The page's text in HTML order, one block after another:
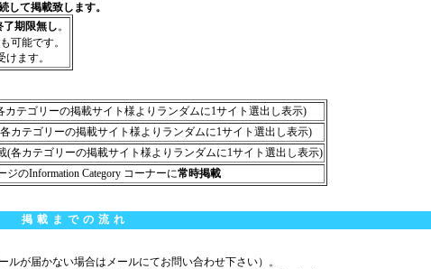
して掲載致します。
了期限無し。
可能です。
ます。
カテゴリーの掲載サイト様よりランダムに1サイト選出し表示)
カテゴリーの掲載サイト様よりランダムに1サイト選出し表示)
(各カテゴリーの掲載サイト様よりランダムに1サイト選出し表示)
のInformation Category コーナーに常時掲載
掲載までの流れ
が届かない場合はメールにてお問い合わせ下さい）。